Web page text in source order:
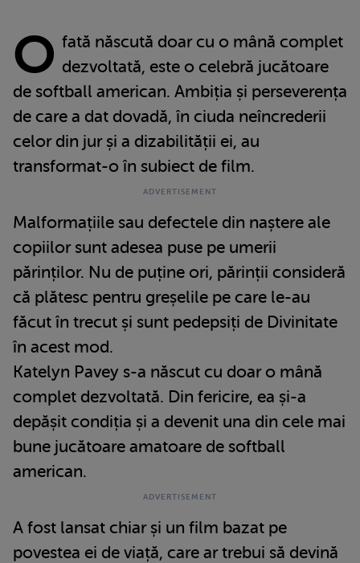
O fată născută doar cu o mână complet
dezvoltată, este o celebră jucătoare
de softball american. Ambiția și perseverența
de care a dat dovadă, în ciuda neîncrederii
celor din jur și a dizabilității ei, au
transformat-o în subiect de film.
Malformațiile sau defectele din naștere ale
copiilor sunt adesea puse pe umerii
părinților. Nu de puține ori, părinții consideră
că plătesc pentru greșelile pe care le-au
făcut în trecut și sunt pedepsiți de Divinitate
în acest mod.
Katelyn Pavey s-a născut cu doar o mână
complet dezvoltată. Din fericire, ea și-a
depășit condiția și a devenit una din cele mai
bune jucătoare amatoare de softball
american.
A fost lansat chiar și un film bazat pe
povestea ei de viață, care ar trebui să devină